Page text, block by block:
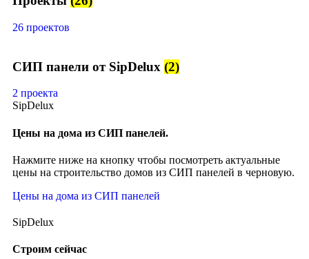
26 проектов
СИП панели от SipDelux (2)
2 проекта
SipDelux
Цены на дома из СИП панелей.
Нажмите ниже на кнопку чтобы посмотреть актуальные
цены на строительство домов из СИП панелей в черновую.
Цены на дома из СИП панелей
SipDelux
Строим сейчас